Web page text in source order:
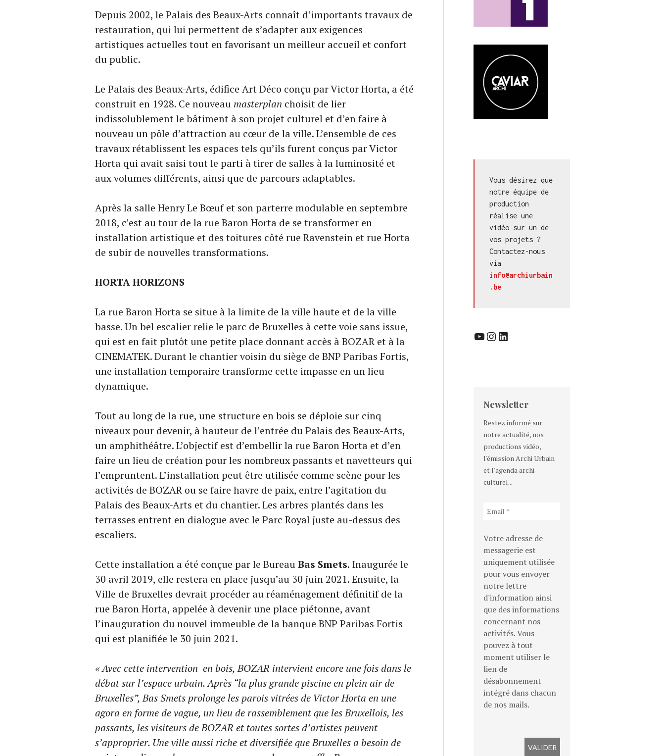
Depuis 2002, le Palais des Beaux-Arts connaît d’importants travaux de
restauration, qui lui permettent de s’adapter aux exigences
artistiques actuelles tout en favorisant un meilleur accueil et confort
du public.
Le Palais des Beaux-Arts, édifice Art Déco conçu par Victor Horta, a été
construit en 1928. Ce nouveau masterplan choisit de lier
indissolublement le bâtiment à son projet culturel et d’en faire à
nouveau un pôle d’attraction au cœur de la ville. L’ensemble de ces
travaux rétablissent les espaces tels qu’ils furent conçus par Victor
Horta qui avait saisi tout le parti à tirer de salles à la luminosité et
aux volumes différents, ainsi que de parcours adaptables.
Après la salle Henry Le Bœuf et son parterre modulable en septembre
2018, c’est au tour de la rue Baron Horta de se transformer en
installation artistique et des toitures côté rue Ravenstein et rue Horta
de subir de nouvelles transformations.
HORTA HORIZONS
La rue Baron Horta se situe à la limite de la ville haute et de la ville
basse. Un bel escalier relie le parc de Bruxelles à cette voie sans issue,
qui est en fait plutôt une petite place donnant accès à BOZAR et à la
CINEMATEK. Durant le chantier voisin du siège de BNP Paribas Fortis,
une installation temporaire transforme cette impasse en un lieu
dynamique.
Tout au long de la rue, une structure en bois se déploie sur cinq
niveaux pour devenir, à hauteur de l’entrée du Palais des Beaux-Arts,
un amphithéâtre. L’objectif est d’embellir la rue Baron Horta et d’en
faire un lieu de création pour les nombreux passants et navetteurs qui
l’empruntent. L’installation peut être utilisée comme scène pour les
activités de BOZAR ou se faire havre de paix, entre l’agitation du
Palais des Beaux-Arts et du chantier. Les arbres plantés dans les
terrasses entrent en dialogue avec le Parc Royal juste au-dessus des
escaliers.
Cette installation a été conçue par le BureauBas Smets. Inaugurée le
30 avril 2019, elle restera en place jusqu’au 30 juin 2021. Ensuite, la
Ville de Bruxelles devrait procéder au réaménagement définitif de la
rue Baron Horta, appelée à devenir une place piétonne, avant
l’inauguration du nouvel immeuble de la banque BNP Paribas Fortis
qui est planifiée le 30 juin 2021.
« Avec cette intervention en bois, BOZAR intervient encore une fois dans le
débat sur l’espace urbain. Après “la plus grande piscine en plein air de
Bruxelles”, Bas Smets prolonge les parois vitrées de Victor Horta en une
agora en forme de vague, un lieu de rassemblement que les Bruxellois, les
passants, les visiteurs de BOZAR et toutes sortes d’artistes peuvent
s’approprier. Une ville aussi riche et diversifiée que Bruxelles a besoin de
Vous désirez que
notre équipe de
production
réalise une
vidéo sur un de
vos projets ?
Contactez-nous
info@archiurbain
.be
YouTube InstagramLinkedIn
Newsletter
Restez informé sur
notre actualité, nos
productions vidéo,
l'émission Archi Urbain
et l'agenda archi-
culturel...
Votre adresse de
messagerie est
uniquement utilisée
pour vous envoyer
notre lettre
d'information ainsi
que des informations
concernant nos
activités. Vous
pouvez à tout
moment utiliser le
lien de
désabonnement
intégré dans chacun
de nos mails.